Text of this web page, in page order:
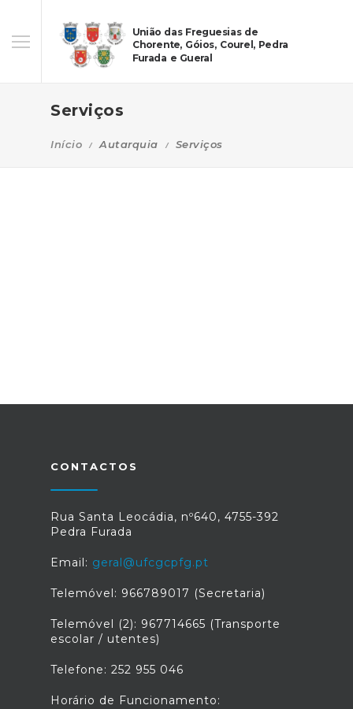
União das Freguesias de
Chorente, Góios, Courel, Pedra
Furada e Gueral
Serviços
Início Autarquia Serviços
CONTACTOS
Rua Santa Leocádia, nº640, 4755-392
Pedra Furada
Email: geral@ufcgcpfg.pt
Telemóvel: 966789017 (Secretaria)
Telemóvel (2): 967714665 (Transporte
escolar / utentes)
Telefone: 252 955 046
Horário de Funcionamento: